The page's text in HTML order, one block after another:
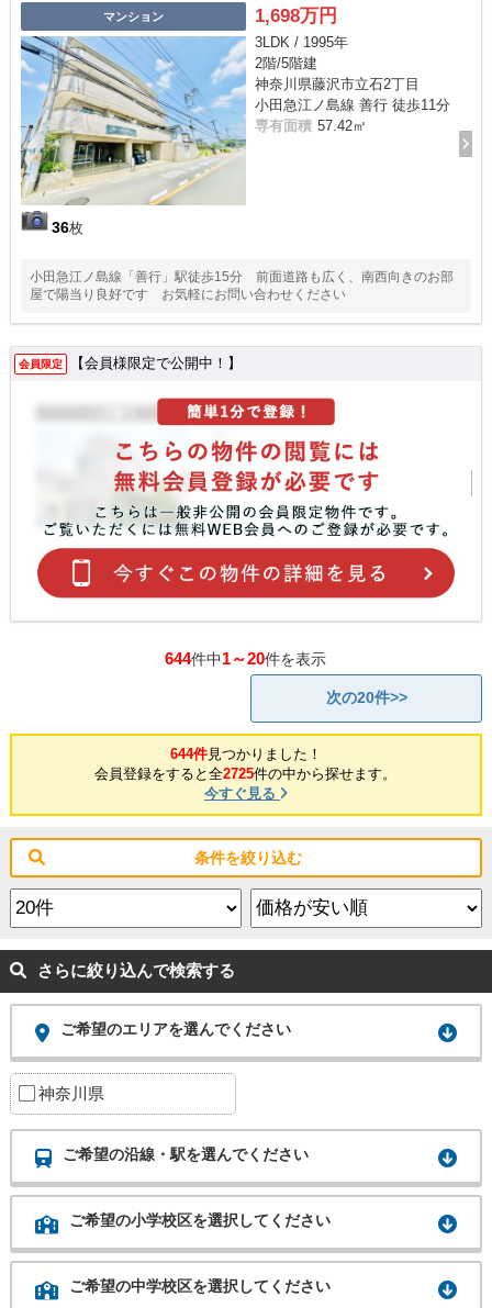
マンション
36枚
1,698万円
3LDK / 1995年
2階/5階建
神奈川県藤沢市立石2丁目
小田急江ノ島線 善行 徒歩11分
専有面積 57.42㎡
小田急江ノ島線「善行」駅徒歩15分 前面道路も広く、南西向きのお部
屋で陽当り良好です お気軽にお問い合わせください
会員限定 【会員様限定で公開中！】
644件中1～20件を表示
次の20件>>
644件見つかりました！
会員登録をすると全2725件の中から探せます。
今すぐ見る
条件を絞り込む
さらに絞り込んで検索する
ご希望のエリアを選んでください
神奈川県
ご希望の沿線・駅を選んでください
ご希望の小学校区を選択してください
ご希望の中学校区を選択してください